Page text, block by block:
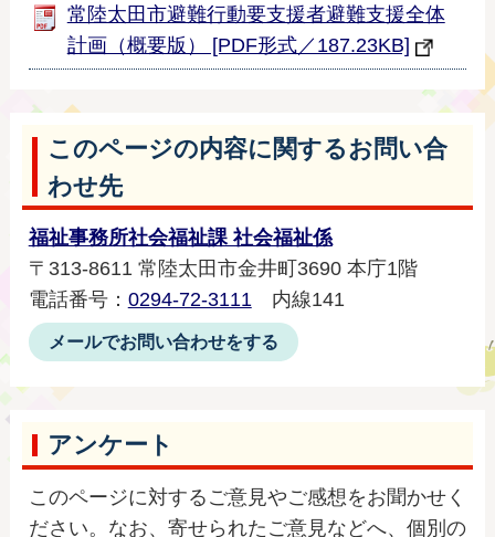
常陸太田市避難行動要支援者避難支援全体
計画（概要版） [PDF形式／187.23KB]
このページの内容に関するお問い合
わせ先
福祉事務所社会福祉課 社会福祉係
〒313-8611 常陸太田市金井町3690 本庁1階
電話番号： 0294-72-3111内線141
メールでお問い合わせをする
アンケート
このページに対するご意見やご感想をお聞かせく
ださい。なお、寄せられたご意見などへ、個別の